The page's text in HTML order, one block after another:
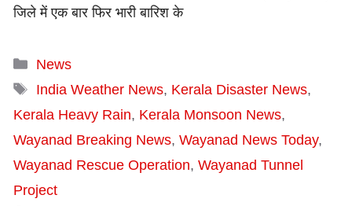
जिले में एक बार फिर भारी बारिश के
Categories
News
Tags
India Weather News, Kerala Disaster News,
Kerala Heavy Rain, Kerala Monsoon News,
Wayanad Breaking News, Wayanad News Today,
Wayanad Rescue Operation, Wayanad Tunnel
Project